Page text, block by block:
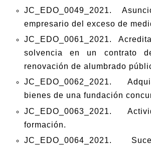
JC_EDO_0049_2021.
empresario del exceso de
JC_EDO_0061_2021.
solvencia en un contrato
renovación de alumbrado
JC_EDO_0062_2021.
bienes de una fundación
JC_EDO_0063_2021.
formación.
JC_EDO_0064_2021.